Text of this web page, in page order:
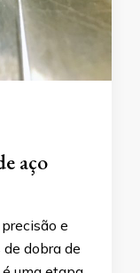
aço
e
dobra de